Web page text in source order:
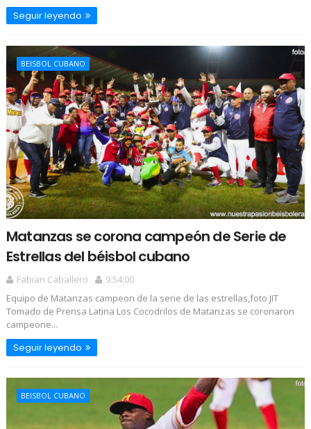
Seguir leyendo
BEISBOL CUBANO
Matanzas se corona campeón de Serie de
Estrellas del béisbol cubano
Fabian Caballero
9:54:00
Equipo de Matanzas campeon de la serie de las estrellas,foto JIT
Tomado de Prensa Latina Los Cocodrilos de Matanzas se coronaron
campeone...
Seguir leyendo
BEISBOL CUBANO